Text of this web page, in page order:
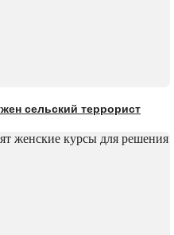
сельский террорист